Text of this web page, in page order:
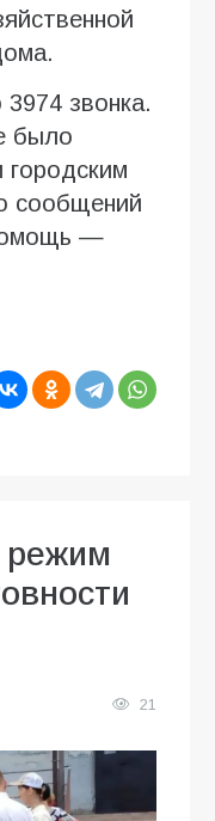
звонка.
было
городским
сообщений
—
режим
21